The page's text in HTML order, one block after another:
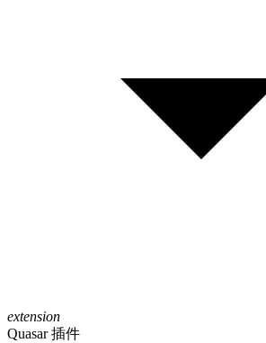
extension
Quasar 插件